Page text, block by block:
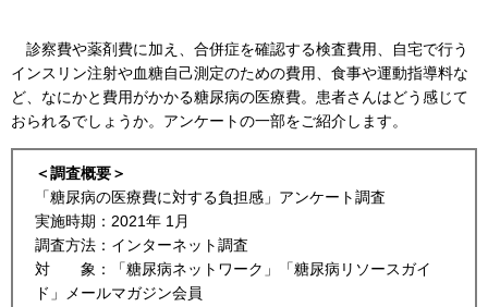
特集・連載 一覧へ
腎臓の健康道
インスリンポンプ
血糖トレンド
グリコアルブミン
1型ライフ
診察費や薬剤費に加え、合併症を確認する検査費用、自宅で行う
インスリン注射や血糖自己測定のための費用、食事や運動指導料な
ど、なにかと費用がかかる糖尿病の医療費。患者さんはどう感じて
おられるでしょうか。アンケートの一部をご紹介します。
＜調査概要＞
「糖尿病の医療費に対する負担感」アンケート調査
実施時期：2021年 1月
調査方法：インターネット調査
対 象：「糖尿病ネットワーク」「糖尿病リソースガイ
ド」メールマガジン会員